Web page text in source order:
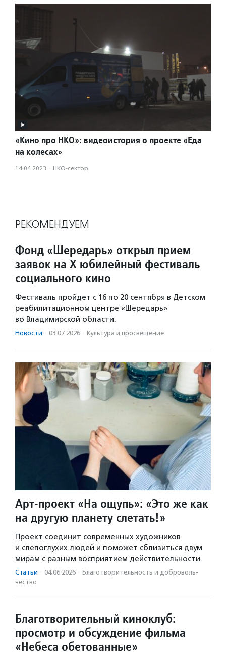
«Кино про НКО»: видеоистория о проекте «Еда
на колесах»
14.04.2023 · НКО-сектор
РЕКОМЕНДУЕМ
Фонд «Шередарь» открыл прием
заявок на X юбилейный фестиваль
социального кино
Фестиваль пройдет с 16 по 20 сентября в Детском
реабилитационном центре «Шередарь»
во Владимирской области.
Новости · 03.07.2026 · Культура и просвещение
Арт-проект «На ощупь»: «Это же как
на другую планету слетать!»
Проект соединит современных художников
и слепоглухих людей и поможет сблизиться двум
мирам с разным восприятием действительности.
Статьи · 04.06.2026 · Благотвори­тель­ность и доброволь­
чест­во
Благотворительный киноклуб:
просмотр и обсуждение фильма
«Небеса обетованные»